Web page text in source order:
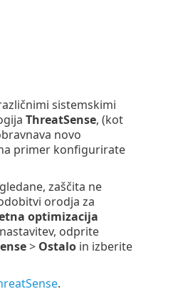
sistemskimi
ThreatSense, (kot
novo
primer konfigurirate
zaščita ne
orodja za
optimizacija
odprite
> Ostaloin izberite
.